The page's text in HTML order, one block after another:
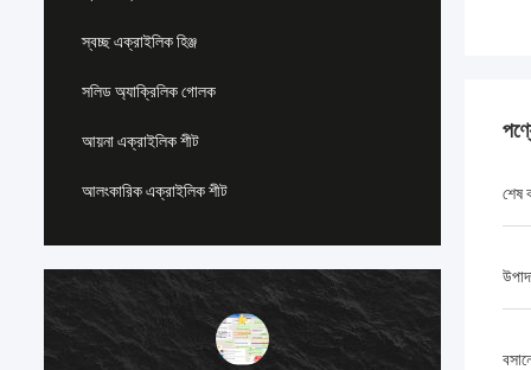
স্বচ্ছ এক্রাইলিক হিঞ্জ
সলিড অ্যাক্রিলিক গোলক
আয়না এক্রাইলিক শীট
আলংকারিক এক্রাইলিক শীট শেষ